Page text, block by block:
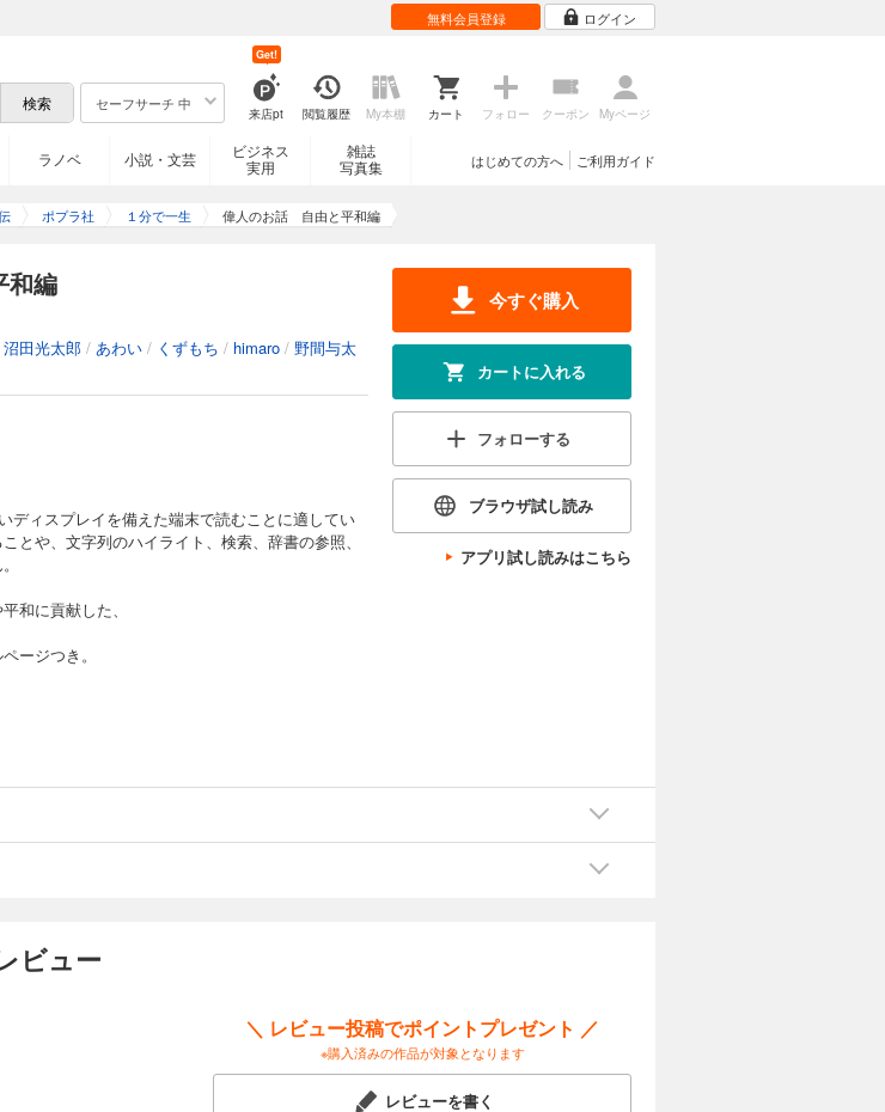
無料会員登録 ログイン
セーフサーチ 中
来店pt
Get!
閲覧履歴 My本棚 カート フォロー クーポン Myページ
ラノベ 小説・文芸
ビジネス
実用
雑誌
写真集
ご利用ガイド
はじめての方へ
ポプラ社 １分で一生 偉人のお話 自由と平和編
編
沼田光太郎 / あわい / くずもち / himaro / 野間与太
ディスプレイを備えた端末で読むことに適してい
とや、文字列のハイライト、検索、辞書の参照、
和に貢献した、
ージつき。
フランク／杉原千畝／ヘレン・ケラー／アンナ・
花子／小泉八雲／ネルソン・マンデラ／レイチェ
今すぐ購入
カートに入れる
フォローする
ブラウザ試し読み
アプリ試し読みはこちら
ビュー
＼ レビュー投稿でポイントプレゼント ／
※購入済みの作品が対象となります
レビューを書く